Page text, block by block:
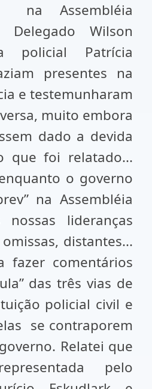
Assembléia
Delegado Wilson
policial Patrícia
presentes na
e testemunharam
muito embora
dado a devida
que foi relatado...
o governo
na Assembléia
nossas lideranças
distantes...
fazer comentários
das três vias de
policial civil e
se contraporem
Relatei que
pelo